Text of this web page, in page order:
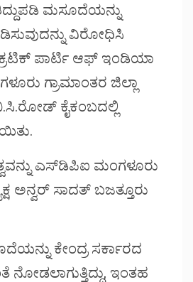
ಮಸೂದೆಯನ್ನು
ವಿರೋಧಿಸಿ
ಪಾರ್ಟಿ ಆಫ್ ಇಂಡಿಯಾ
ಗ್ರಾಮಾಂತರ ಜಿಲ್ಲಾ
ಕೈಕಂಬದಲ್ಲಿ
ಎಸ್‌ಡಿಪಿಐ ಮಂಗಳೂರು
ಅನ್ವರ್ ಸಾದತ್ ಬಜತ್ತೂರು
ಕೇಂದ್ರ ಸರ್ಕಾರದ
ಇಂತಹ